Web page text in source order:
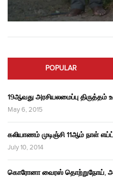
POPULAR
19ஆவது அரசியலமைப்பு
May 6, 2015
கலியாணம் முடிஞ்சி 11ஆம் நாள்
July 10, 2014
கொரோனா வைரஸ் தொற்றுநோய்,